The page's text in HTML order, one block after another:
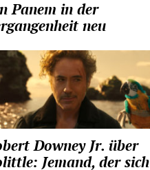
Panem in der
neu
Downey Jr. über
Jemand, der sich